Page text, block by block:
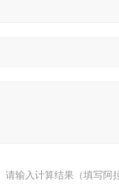
请输入计算结果（填写阿